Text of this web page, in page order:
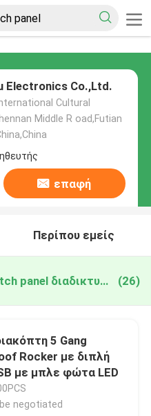
Electronics Co.,Ltd.
Cultural
Middle R oad,Futian
επαφή
Περίπου εμείς
waterproof rocker switch panel διαδικτυακή κατασκευή (26)
5 Gang
Rocker με διπλή
με μπλε φώτα LED
negotiated